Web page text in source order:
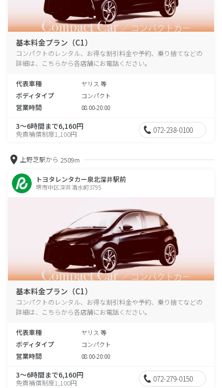
基本料金プラン（C1）
コンパクトのレンタル、お得な割引料金や予約、乗り捨てなどの
詳細は、こちらから各店舗にお電話ください。
代表車種 ヤリス 等
ボディタイプ コンパクト
営業時間 08:00-20:00
3～6時間まで6,160円
免責補償制度1,100円 072-238-0100
上野芝駅から 2509m
トヨタレンタカー泉北深井駅前
堺市中区深井清水町3795
基本料金プラン（C1）
コンパクトのレンタル、お得な割引料金や予約、乗り捨てなどの
詳細は、こちらから各店舗にお電話ください。
代表車種 ヤリス 等
ボディタイプ コンパクト
営業時間 08:00-20:00
3～6時間まで6,160円
免責補償制度1,100円 072-279-0150